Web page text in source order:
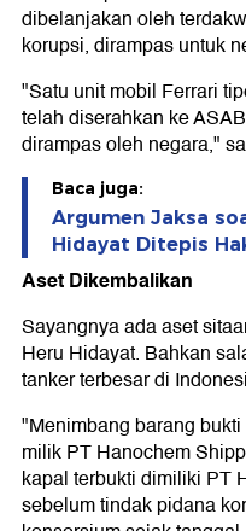
dibelanjakan oleh
korupsi, dirampas untuk
"Satu unit mobil Ferrari
telah diserahkan ke
dirampas oleh negara,"
Baca juga:
Argumen Jaksa
Hidayat Ditepis
Aset Dikembalikan
Sayangnya ada aset
Heru Hidayat. Bahkan
tanker terbesar di
"Menimbang barang
milik PT Hanochem
kapal terbukti dimiliki PT
sebelum tindak pidana